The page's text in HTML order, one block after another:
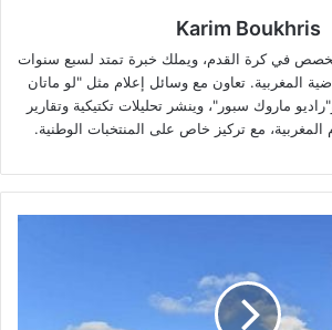
Karim Boukhris
في كرة القدم، ويملك خبرة تمتد لسبع سنوات
المغربية. تعاون مع وسائل إعلام مثل "لو ماتان
ماروك سبور"، وينشر تحليلات تكتيكية وتقارير
مع تركيز خاص على المنتخبات الوطنية.